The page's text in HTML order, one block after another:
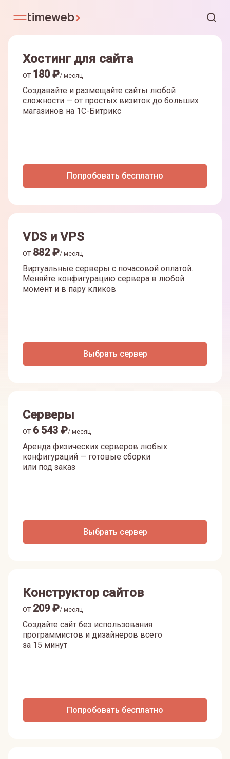
Хостинг для сайта
от 180₽/ месяц
Создавайте и размещайте сайты любой
сложности — от простых визиток до больших
магазинов на 1С-Битрикс
Попробовать бесплатно
VDS и VPS
от 882₽/ месяц
Виртуальные серверы с почасовой оплатой.
Меняйте конфигурацию сервера в любой
момент и в пару кликов
Выбрать сервер
Серверы
от 6 543 ₽/ месяц
Аренда физических серверов любых
конфигураций — готовые сборки
или под заказ
Выбрать сервер
Конструктор сайтов
от 209₽/ месяц
Создайте сайт без использования
программистов и дизайнеров всего
за 15 минут
Попробовать бесплатно